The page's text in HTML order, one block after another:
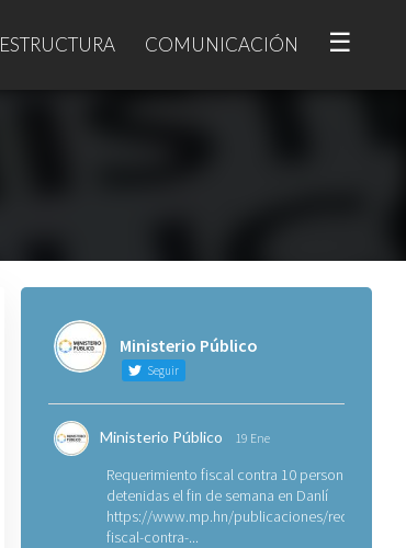
ESTRUCTURA COMUNICACIÓN ☰
Ministerio Público
Seguir
Ministerio Público 19 Ene
Requerimiento fiscal contra 10 personas
detenidas el fin de semana en Danlí
https://www.mp.hn/publicaciones/
fiscal-contra-...